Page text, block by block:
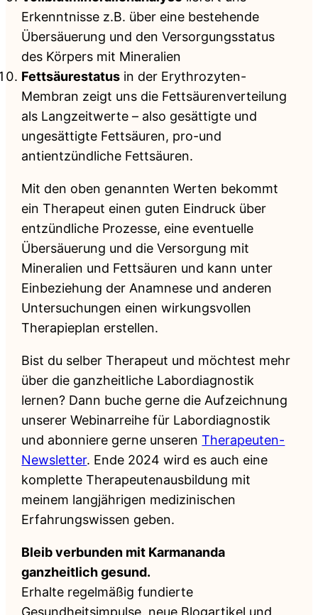
Erkenntnisse z.B. über eine bestehende
Übersäuerung und den Versorgungsstatus
des Körpers mit Mineralien
Fettsäurestatus in der Erythrozyten-
Membran zeigt uns die Fettsäurenverteilung
als Langzeitwerte – also gesättigte und
ungesättigte Fettsäuren, pro-und
antientzündliche Fettsäuren.
Mit den oben genannten Werten bekommt
ein Therapeut einen guten Eindruck über
entzündliche Prozesse, eine eventuelle
Übersäuerung und die Versorgung mit
Mineralien und Fettsäuren und kann unter
Einbeziehung der Anamnese und anderen
Untersuchungen einen wirkungsvollen
Therapieplan erstellen.
Bist du selber Therapeut und möchtest mehr
über die ganzheitliche Labordiagnostik
lernen? Dann buche gerne die Aufzeichnung
unserer Webinarreihe für Labordiagnostik
und abonniere gerne unserenTherapeuten-
Newsletter. Ende 2024 wird es auch eine
komplette Therapeutenausbildung mit
meinem langjährigen medizinischen
Erfahrungswissen geben.
Bleib verbunden mit Karmananda
ganzheitlich gesund.
Erhalte regelmäßig fundierte
Gesundheitsimpulse, neue Blogartikel und